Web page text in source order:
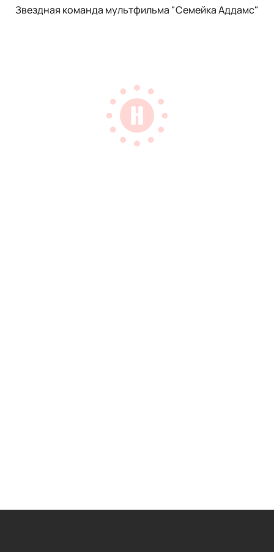
Звездная команда мультфильма "Семейка Аддамс"